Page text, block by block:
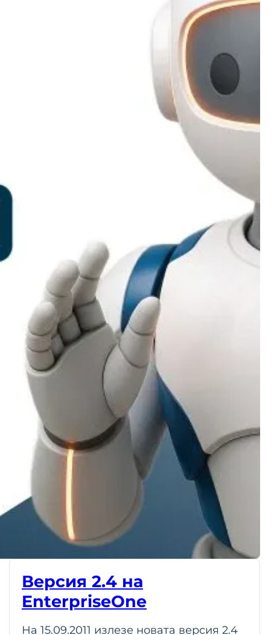
ERP.net рязко увеличават
OPERATOR.net
в бизнеса да познават
– сега то познава тях и изпълнява
на Operator.net
Версия 2.4 на
EnterpriseOne
На 15.09.2011 излезе новата версия 2.4